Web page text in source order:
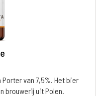
van 7,5%. Het bier
brouwerij uit Polen.